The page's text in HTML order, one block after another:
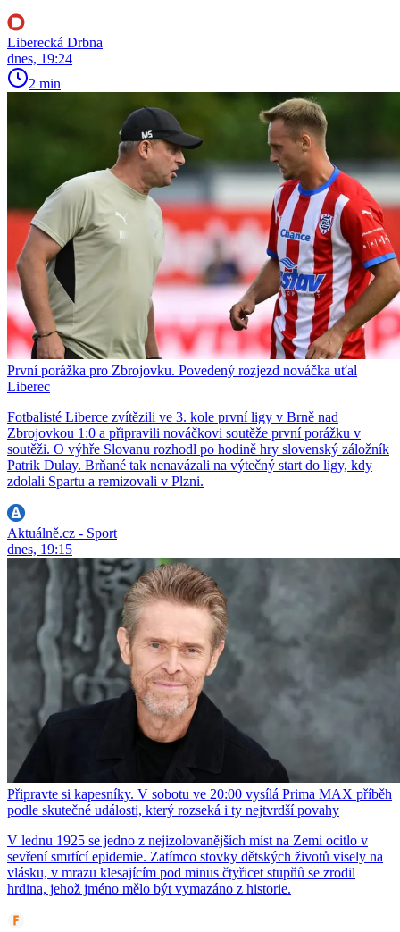
Liberecká Drbna
dnes, 19:24
2 min
První porážka pro Zbrojovku. Povedený rozjezd nováčka uťal
Liberec
Fotbalisté Liberce zvítězili ve 3. kole první ligy v Brně nad
Zbrojovkou 1:0 a připravili nováčkovi soutěže první porážku v
soutěži. O výhře Slovanu rozhodl po hodině hry slovenský záložník
Patrik Dulay. Brňané tak nenavázali na výtečný start do ligy, kdy
zdolali Spartu a remizovali v Plzni.
Aktuálně.cz - Sport
dnes, 19:15
Připravte si kapesníky. V sobotu ve 20:00 vysílá Prima MAX příběh
podle skutečné události, který rozseká i ty nejtvrdší povahy
V lednu 1925 se jedno z nejizolovanějších míst na Zemi ocitlo v
sevření smrtící epidemie. Zatímco stovky dětských životů visely na
vlásku, v mrazu klesajícím pod minus čtyřicet stupňů se zrodil
hrdina, jehož jméno mělo být vymazáno z historie.